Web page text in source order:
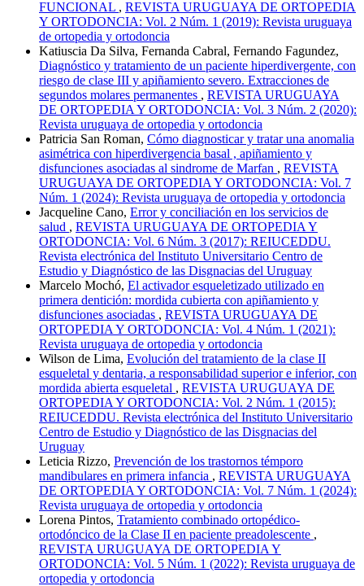
FUNCIONAL , REVISTA URUGUAYA DE ORTOPEDIA
Y ORTODONCIA: Vol. 2 Núm. 1 (2019): Revista uruguaya
de ortopedia y ortodoncia
Katiuscia Da Silva, Fernanda Cabral, Fernando Fagundez,
Diagnóstico y tratamiento de un paciente hiperdivergente, con
riesgo de clase III y apiñamiento severo. Extracciones de
segundos molares permanentes , REVISTA URUGUAYA
DE ORTOPEDIA Y ORTODONCIA: Vol. 3 Núm. 2 (2020):
Revista uruguaya de ortopedia y ortodoncia
Patricia San Roman, Cómo diagnosticar y tratar una anomalia
asimétrica con hiperdivergencia basal , apiñamiento y
disfunciones asociadas al sindrome de Marfan , REVISTA
URUGUAYA DE ORTOPEDIA Y ORTODONCIA: Vol. 7
Núm. 1 (2024): Revista uruguaya de ortopedia y ortodoncia
Jacqueline Cano, Error y conciliación en los servicios de
salud , REVISTA URUGUAYA DE ORTOPEDIA Y
ORTODONCIA: Vol. 6 Núm. 3 (2017): REIUCEDDU.
Revista electrónica del Instituto Universitario Centro de
Estudio y Diagnóstico de las Disgnacias del Uruguay
Marcelo Mochó, El activador esqueletizado utilizado en
primera dentición: mordida cubierta con apiñamiento y
disfunciones asociadas , REVISTA URUGUAYA DE
ORTOPEDIA Y ORTODONCIA: Vol. 4 Núm. 1 (2021):
Revista uruguaya de ortopedia y ortodoncia
Wilson de Lima, Evolución del tratamiento de la clase II
esqueletal y dentaria, a responsabilidad superior e inferior, con
mordida abierta esqueletal , REVISTA URUGUAYA DE
ORTOPEDIA Y ORTODONCIA: Vol. 2 Núm. 1 (2015):
REIUCEDDU. Revista electrónica del Instituto Universitario
Centro de Estudio y Diagnóstico de las Disgnacias del
Uruguay
Leticia Rizzo, Prevención de los trastornos témporo
mandibulares en primera infancia , REVISTA URUGUAYA
DE ORTOPEDIA Y ORTODONCIA: Vol. 7 Núm. 1 (2024):
Revista uruguaya de ortopedia y ortodoncia
Lorena Pintos, Tratamiento combinado ortopédico-
ortodóncico de la Clase II en paciente preadolescente ,
REVISTA URUGUAYA DE ORTOPEDIA Y
ORTODONCIA: Vol. 5 Núm. 1 (2022): Revista uruguaya de
ortopedia y ortodoncia